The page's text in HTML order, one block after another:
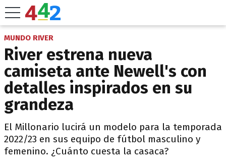
MUNDO RIVER
River estrena nueva
camiseta ante Newell's con
detalles inspirados en su
grandeza
El Millonario lucirá un modelo para la temporada
2022/23 en sus equipo de fútbol masculino y
femenino. ¿Cuánto cuesta la casaca?